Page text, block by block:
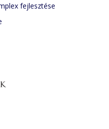
fejlesztése